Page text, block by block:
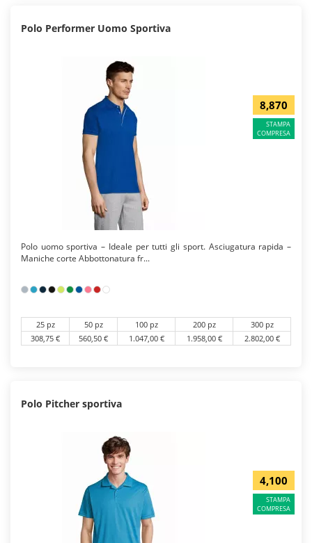
Polo Performer Uomo Sportiva
8,870
STAMPA
COMPRESA
Polo uomo sportiva – Ideale per tutti gli sport. Asciugatura rapida –
Maniche corte Abbottonatura fr...
25 pz 50 pz 100 pz 200 pz
300 pz
308,75 €
560,50 € 1.047,00 € 1.958,00 € 2.802,00 €
Polo Pitcher sportiva
4,100
STAMPA
COMPRESA